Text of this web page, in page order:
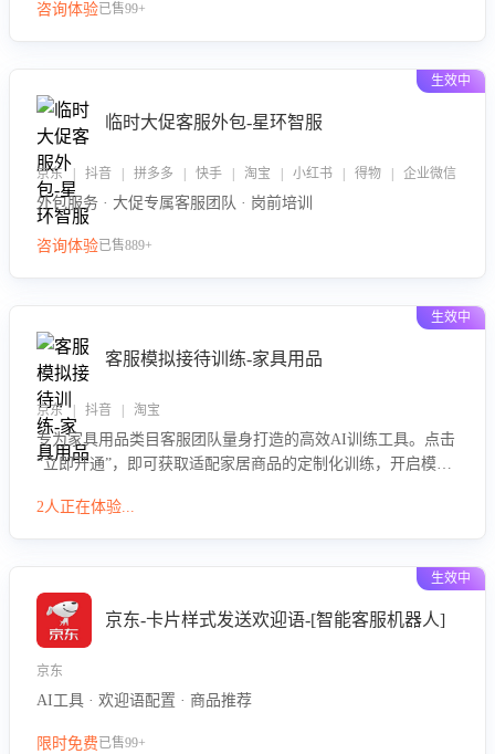
咨询体验已售99+
生效中
临时大促客服外包-星环智服
京东 | 抖音 | 拼多多 | 快手 | 淘宝 | 小红书 | 得物 | 企业微信
外包服务 · 大促专属客服团队 · 岗前培训
咨询体验已售889+
生效中
客服模拟接待训练-家具用品
京东 | 抖音 | 淘宝
专为家具用品类目客服团队量身打造的高效AI训练工具。点击
“立即开通”，即可获取适配家居商品的定制化训练，开启模拟
参数咨询等高频场景下的专业应对能力。
2人正在体验...
生效中
京东-卡片样式发送欢迎语-[智能客服机器人]
京东
AI工具 · 欢迎语配置 · 商品推荐
限时免费已售99+